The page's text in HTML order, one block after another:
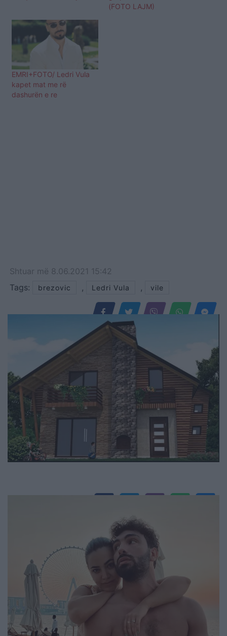
(FOTO LAJM)
EMRI+FOTO/ Ledri Vula
kapet mat me rë
dashurën e re
Shtuar më 8.06.2021 15:42
Tags:
brezovic , Ledri Vula , vile